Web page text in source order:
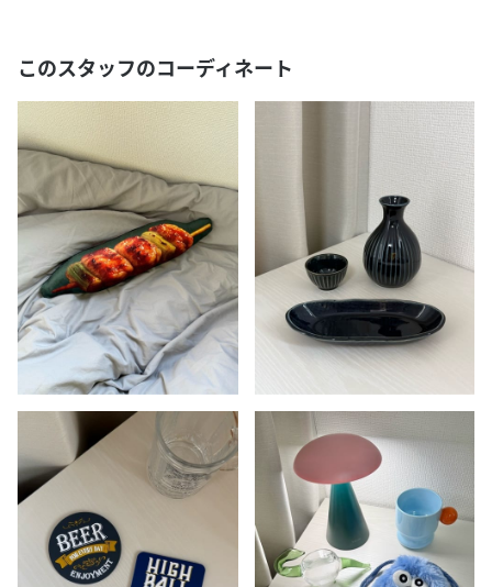
このスタッフのコーディネート